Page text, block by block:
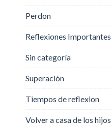
Perdon
Reflexiones Importantes
Sin categoría
Superación
Tiempos de reflexion
Volver a casa de los hijos